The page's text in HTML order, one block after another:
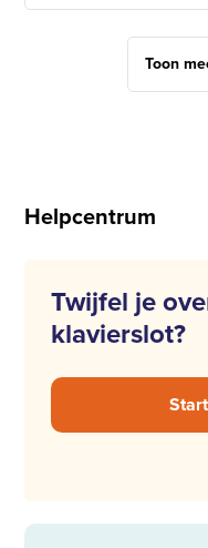
Toon
Helpcentrum
Twijfel je
klavierslot?